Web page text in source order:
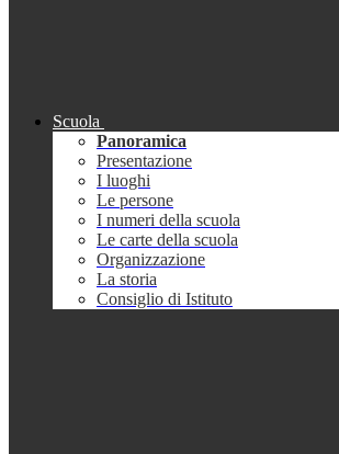
Scuola
Panoramica
Presentazione
I luoghi
Le persone
I numeri della scuola
Le carte della scuola
Organizzazione
La storia
Consiglio di Istituto